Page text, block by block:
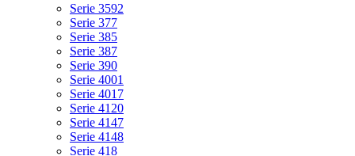
Serie 3592
Serie 377
Serie 385
Serie 387
Serie 390
Serie 4001
Serie 4017
Serie 4120
Serie 4147
Serie 4148
Serie 418